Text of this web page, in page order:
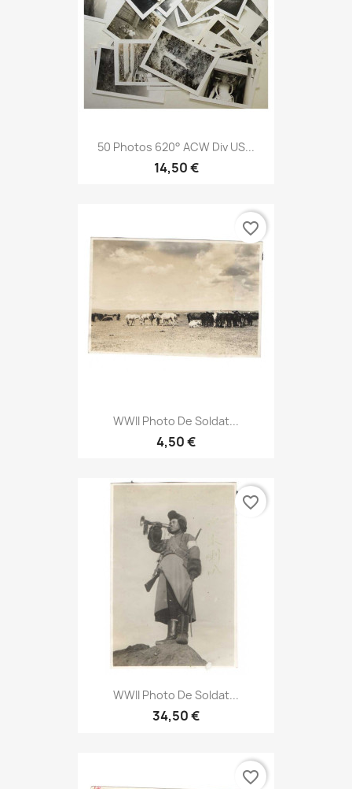
50 Photos 620° ACW Div US...
14,50 €
WWII Photo De Soldat...
4,50 €
favorite_border
WWII Photo De Soldat...
34,50 €
favorite_border
favorite_border